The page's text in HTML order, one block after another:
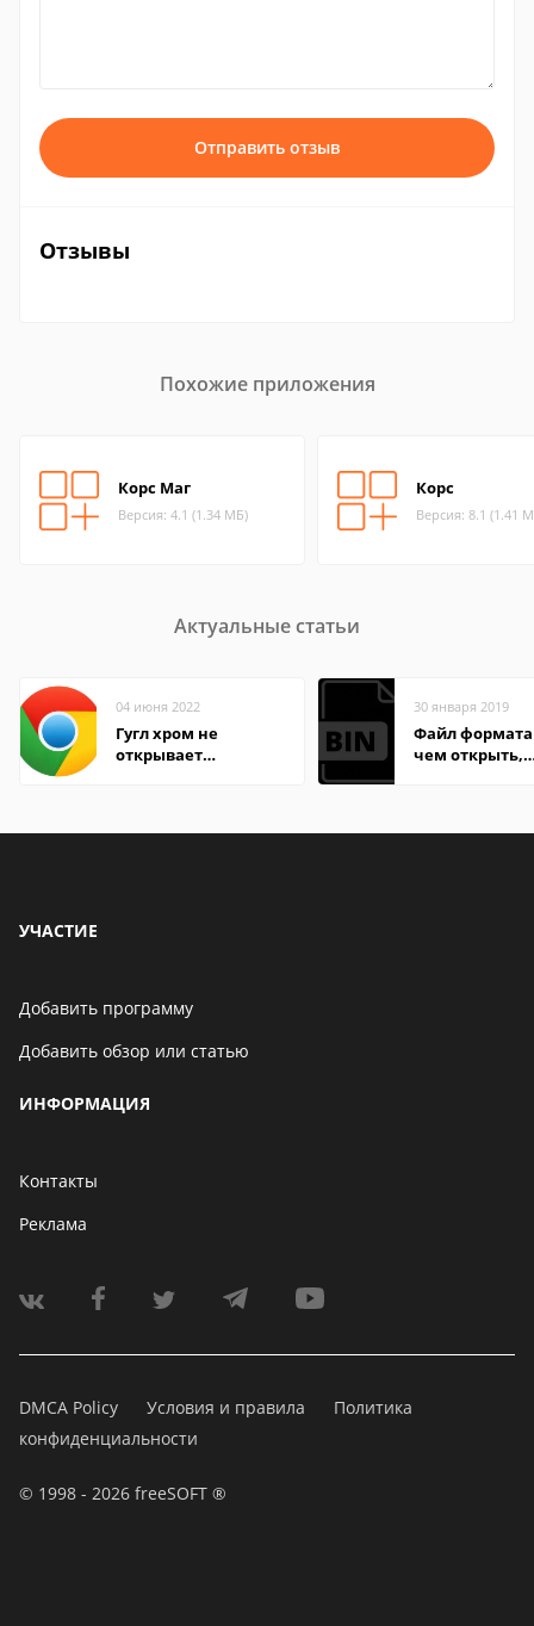
Отправить отзыв
Отзывы
Похожие приложения
Корс Маг
Версия: 4.1 (1.34 МБ)
Корс
Версия: 8.1 (1.41
Актуальные статьи
04 июня 2022
Гугл хром не
открывает
30 января 2019
Файл формата
чем открыть,
УЧАСТИЕ
Добавить программу
Добавить обзор или статью
ИНФОРМАЦИЯ
Контакты
Реклама
DMCA Policy Условия и правила
Политика
конфиденциальности
© 1998 - 2026 freeSOFT ®